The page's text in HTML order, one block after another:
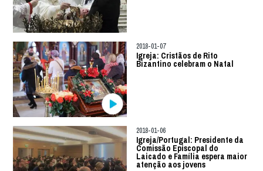
2018-01-07
Igreja: Cristãos de Rito
Bizantino celebram o Natal
2018-01-06
Igreja/Portugal: Presidente da
Comissão Episcopal do
Laicado e Família espera maior
atenção aos jovens